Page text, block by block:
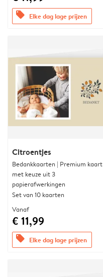
offers Elke dag lage prijzen
Citroentjes
Bedankkaarten | Premium kaart
met keuze uit 3
papierafwerkingen
Set van 10 kaarten
Vanaf
€ 11,99
offers Elke dag lage prijzen